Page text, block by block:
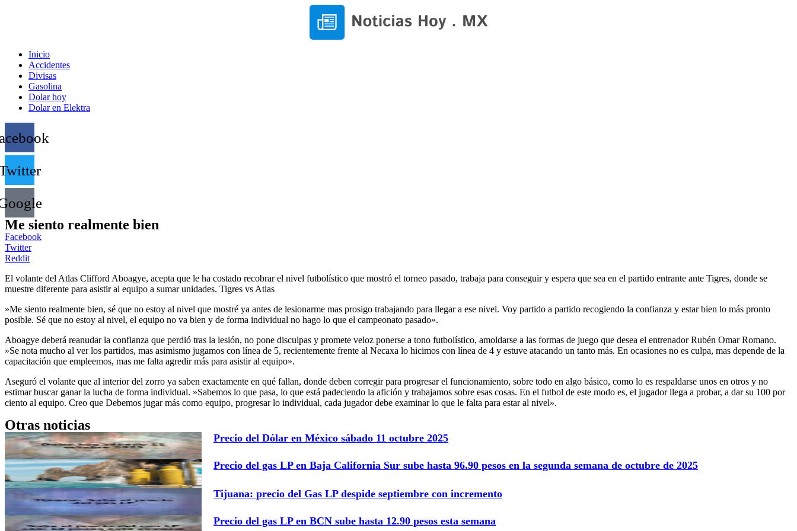
Inicio
Accidentes
Divisas
Gasolina
Dolar hoy
Dolar en Elektra
Me siento realmente bien
Facebook
Twitter
Reddit
El volante del Atlas Clifford Aboagye, acepta que le ha costado recobrar el nivel futbolístico que mostró el torneo pasado, trabaja para conseguir y espera que sea en el partido entrante ante Tigres, donde se
muestre diferente para asistir al equipo a sumar unidades. Tigres vs Atlas
»Me siento realmente bien, sé que no estoy al nivel que mostré ya antes de lesionarme mas prosigo trabajando para llegar a ese nivel. Voy partido a partido recogiendo la confianza y estar bien lo más pronto
posible. Sé que no estoy al nivel, el equipo no va bien y de forma individual no hago lo que el campeonato pasado».
Aboagye deberá reanudar la confianza que perdió tras la lesión, no pone disculpas y promete veloz ponerse a tono futbolístico, amoldarse a las formas de juego que desea el entrenador Rubén Omar Romano.
»Se nota mucho al ver los partidos, mas asimismo jugamos con línea de 5, recientemente frente al Necaxa lo hicimos con línea de 4 y estuve atacando un tanto más. En ocasiones no es culpa, mas depende de la
capacitación que empleemos, mas me falta agredir más para asistir al equipo».
Aseguró el volante que al interior del zorro ya saben exactamente en qué fallan, donde deben corregir para progresar el funcionamiento, sobre todo en algo básico, como lo es respaldarse unos en otros y no
estimar buscar ganar la lucha de forma individual. »Sabemos lo que pasa, lo que está padeciendo la afición y trabajamos sobre esas cosas. En el futbol de este modo es, el jugador llega a probar, a dar su 100 por
ciento al equipo. Creo que Debemos jugar más como equipo, progresar lo individual, cada jugador debe examinar lo que le falta para estar al nivel».
Otras noticias
Precio del Dólar en México sábado 11 octubre 2025
Precio del gas LP en Baja California Sur sube hasta 96.90 pesos en la segunda semana de octubre de 2025
Tijuana: precio del Gas LP despide septiembre con incremento
Precio del gas LP en BCN sube hasta 12.90 pesos esta semana